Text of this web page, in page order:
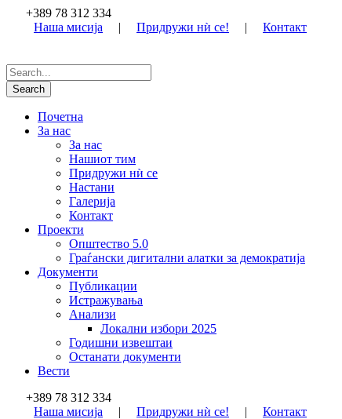
+389 78 312 334
Наша мисија
| Придружи нѝ се! | Контакт
Почетна
За нас
За нас
Нашиот тим
Придружи нѝ се
Настани
Галерија
Контакт
Проекти
Општество 5.0
Граѓански дигитални алатки за демократија
Документи
Публикации
Истражувања
Анализи
Локални избори 2025
Годишни извештаи
Останати документи
Вести
+389 78 312 334
Наша мисија
| Придружи нѝ се! | Контакт